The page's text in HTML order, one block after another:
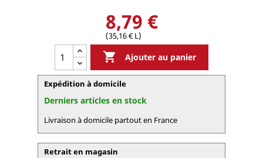
8,79 €
(35,16 € L)
 Ajouter au panier
Expédition à domicile
Derniers articles en stock
Livraison à domicile partout en France
Retrait en magasin